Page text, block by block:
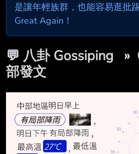
是讓年輕族群，也能容易逛批
Great Again！
💬 八卦 Gossiping »
部發文